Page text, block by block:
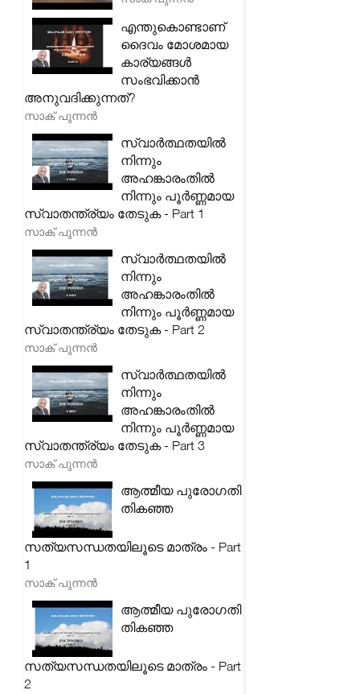
എന്തുകൊണ്ടാണ്
ദൈവം മോശമായ
കാര്യങ്ങൾ
സംഭവിക്കാൻ
അനുവദിക്കുന്നത്?
സാക് പുന്നൻ
സ്വാർത്ഥതയിൽ
നിന്നും
അഹങ്കാരംതിൽ
നിന്നും പൂർണ്ണമായ
സ്വാതന്ത്ര്യം തേടുക - Part 1
സാക് പുന്നൻ
സ്വാർത്ഥതയിൽ
നിന്നും
അഹങ്കാരംതിൽ
നിന്നും പൂർണ്ണമായ
സ്വാതന്ത്ര്യം തേടുക - Part 2
സാക് പുന്നൻ
സ്വാർത്ഥതയിൽ
നിന്നും
അഹങ്കാരംതിൽ
നിന്നും പൂർണ്ണമായ
സ്വാതന്ത്ര്യം തേടുക - Part 3
സാക് പുന്നൻ
ആത്മീയ പുരോഗതി
തികഞ്ഞ
സത്യസന്ധതയിലൂടെ മാത്രം - Part
1
സാക് പുന്നൻ
ആത്മീയ പുരോഗതി
തികഞ്ഞ
സത്യസന്ധതയിലൂടെ മാത്രം - Part
2